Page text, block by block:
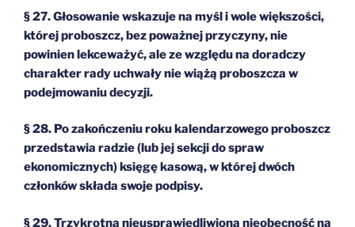
§ 27. Głosowanie wskazuje na myśl i wole większości,
której proboszcz, bez poważnej przyczyny, nie
powinien lekceważyć, ale ze względu na doradczy
charakter rady uchwały nie wiążą proboszcza w
podejmowaniu decyzji.
§ 28. Po zakończeniu roku kalendarzowego proboszcz
przedstawia radzie (lub jej sekcji do spraw
ekonomicznych) księgę kasową, w której dwóch
członków składa swoje podpisy.
§ 29. Trzykrotna nieusprawiedliwiona nieobecność na